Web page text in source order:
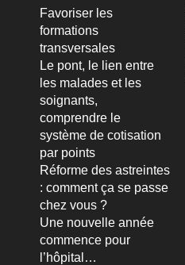
Favoriser les
formations
transversales
Le pont, le lien entre
les malades et les
soignants,
comprendre le
système de cotisation
par points
Réforme des astreintes
: comment ça se passe
chez vous ?
Une nouvelle année
commence pour
l’hôpital…